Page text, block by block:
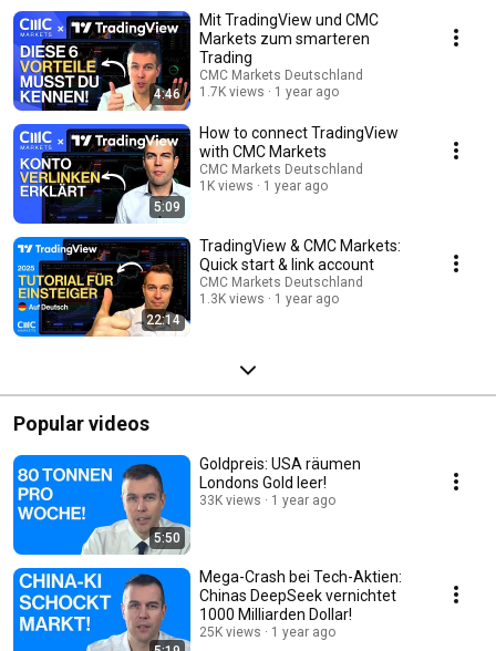
erfahren Sie mehr: https://www.cmcmarkets.com/de-de/tradingview
4:46
Mit TradingView und CMC
Markets zum smarteren
Trading
CMC Markets Deutschland
1.7K views
1 year ago
5:09
How to connect TradingView
with CMC Markets
CMC Markets Deutschland
1K views
1 year ago
22:14
TradingView & CMC Markets:
Quick start & link account
CMC Markets Deutschland
1.3K views
1 year ago
Popular videos
5:50
Goldpreis: USA räumen
Londons Gold leer!
33K views 1 year ago
Mega-Crash bei Tech-Aktien:
Chinas DeepSeek vernichtet
1000 Milliarden Dollar!
25K views 1 year ago